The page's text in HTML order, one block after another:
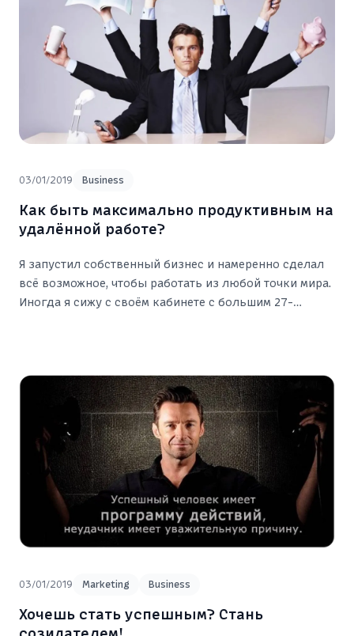
03/01/2019 Business
Как быть максимально продуктивным на
удалённой работе?
Я запустил собственный бизнес и намеренно сделал
всё возможное, чтобы работать из любой точки мира.
Иногда я сижу с своём кабинете с большим 27-
03/01/2019 Marketing Business
Хочешь стать успешным? Стань